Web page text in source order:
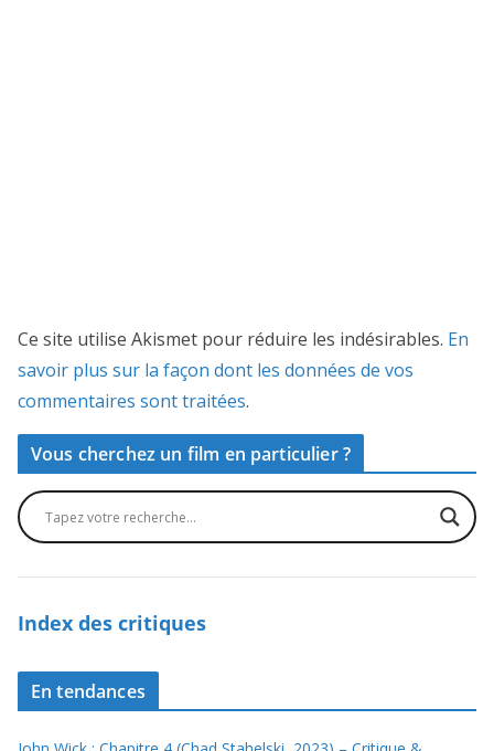
Ce site utilise Akismet pour réduire les indésirables. En
savoir plus sur la façon dont les données de vos
commentaires sont traitées.
Vous cherchez un film en particulier ?
Index des critiques
En tendances